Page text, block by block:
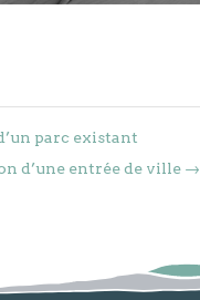
parc existant
d’une entrée de ville →